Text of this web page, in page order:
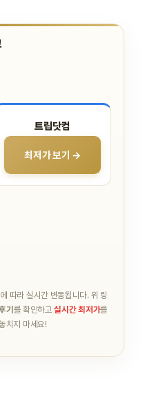
트립닷컴
최저가 보기 →
에 따라 실시간 변동됩니다. 위 링
기를 확인하고실시간 최저가를
치지 마세요!